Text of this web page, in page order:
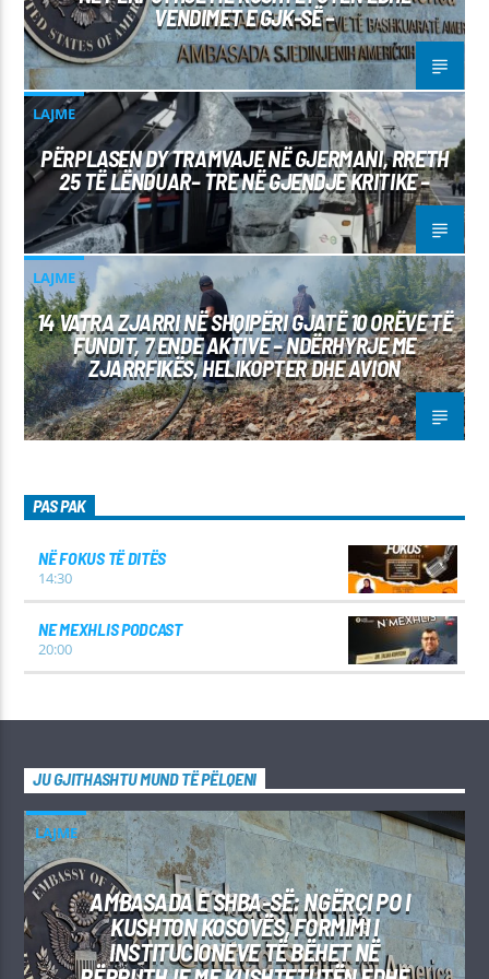
VENDIMET E GJK-SË –
LAJME
PËRPLASEN DY TRAMVAJE NË GJERMANI, RRETH
25 TË LËNDUAR– TRE NË GJENDJE KRITIKE –
LAJME
14 VATRA ZJARRI NË SHQIPËRI GJATË 10 ORËVE TË
FUNDIT, 7 ENDE AKTIVE – NDËRHYRJE ME
ZJARRFIKËS, HELIKOPTER DHE AVION
PAS PAK
NË FOKUS TË DITËS
14:30
NE MEXHLIS PODCAST
20:00
JU GJITHASHTU MUND TË PËLQENI
LAJME
AMBASADA E SHBA-SË: NGËRÇI PO I
KUSHTON KOSOVËS, FORMIMI I
INSTITUCIONEVE TË BËHET NË